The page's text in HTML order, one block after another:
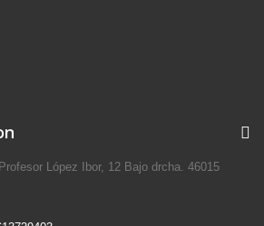
López Ibor, 12 Bajo drcha. 46015